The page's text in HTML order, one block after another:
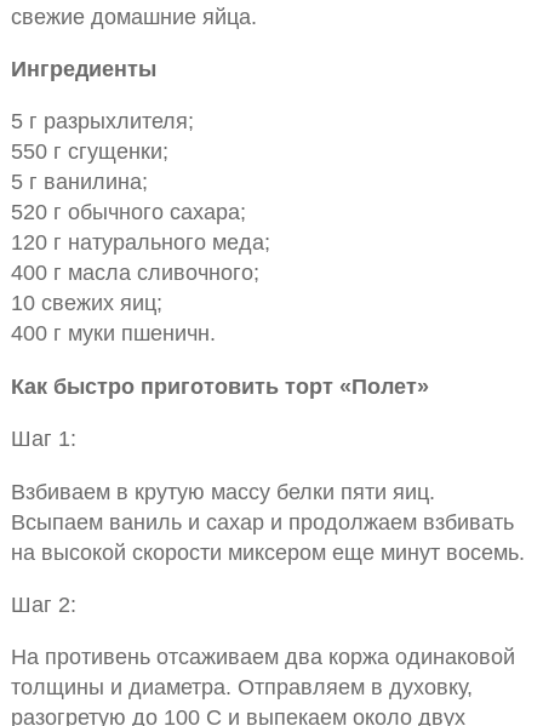
свежие домашние яйца.
Ингредиенты
5 г разрыхлителя;
550 г сгущенки;
5 г ванилина;
520 г обычного сахара;
120 г натурального меда;
400 г масла сливочного;
10 свежих яиц;
400 г муки пшеничн.
Как быстро приготовить торт «Полет»
Шаг 1:
Взбиваем в крутую массу белки пяти яиц.
Всыпаем ваниль и сахар и продолжаем взбивать
на высокой скорости миксером еще минут восемь.
Шаг 2:
На противень отсаживаем два коржа одинаковой
толщины и диаметра. Отправляем в духовку,
разогретую до 100 С и выпекаем около двух